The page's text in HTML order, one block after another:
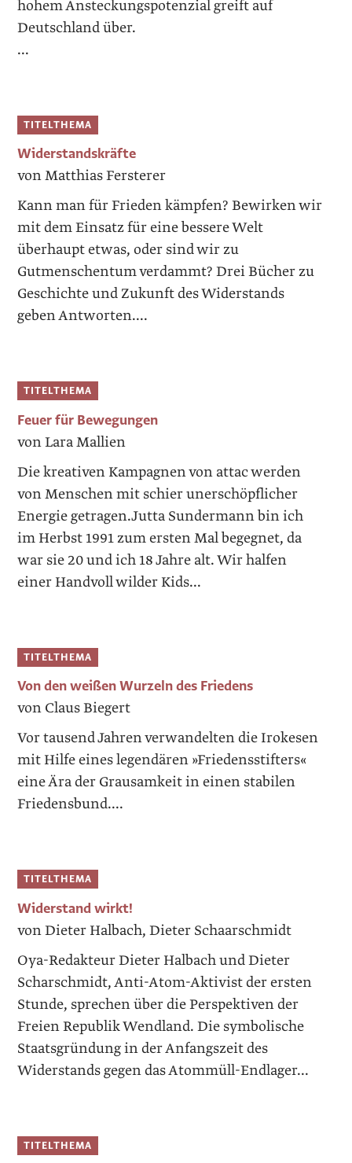
hohem Ansteckungspotenzial greift auf
Deutschland über.
...
TITELTHEMA
Widerstandskräfte
von Matthias Fersterer
Kann man für Frieden kämpfen? Bewirken wir
mit dem Einsatz für eine bessere Welt
überhaupt etwas, oder sind wir zu
Gutmenschentum verdammt? Drei Bücher zu
Geschichte und Zukunft des Widerstands
geben Antworten....
TITELTHEMA
Feuer für Bewegungen
von Lara Mallien
Die kreativen Kampagnen von attac ­werden
von Menschen mit schier unerschöpflicher
Energie getragen.Jutta Sundermann bin ich
im Herbst 1991 zum ersten Mal begegnet, da
war sie 20 und ich 18 Jahre alt. Wir halfen
einer Handvoll wilder Kids...
TITELTHEMA
Von den weißen Wurzeln des Friedens
von Claus Biegert
Vor tausend Jahren verwandelten die ­Irokesen
mit Hilfe eines legendären »Friedensstifters«
eine Ära der Grausamkeit in einen stabilen
Friedensbund....
TITELTHEMA
Widerstand wirkt!
von Dieter Halbach, Dieter Schaarschmidt
Oya-Redakteur Dieter Halbach und Dieter
Scharschmidt, Anti-Atom-Aktivist der ersten
Stunde, sprechen über die Perspektiven der
Freien Republik Wendland. Die symbolische
Staatsgründung in der Anfangszeit des
Widerstands gegen das Atommüll-Endlager...
TITELTHEMA